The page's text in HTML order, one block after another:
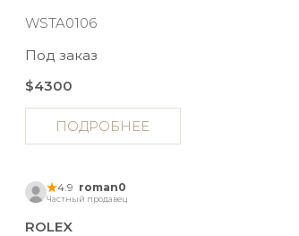
WSTA0106
Под заказ
$4300
ПОДРОБНЕЕ
4.9 roman0
Частный продавец
ROLEX